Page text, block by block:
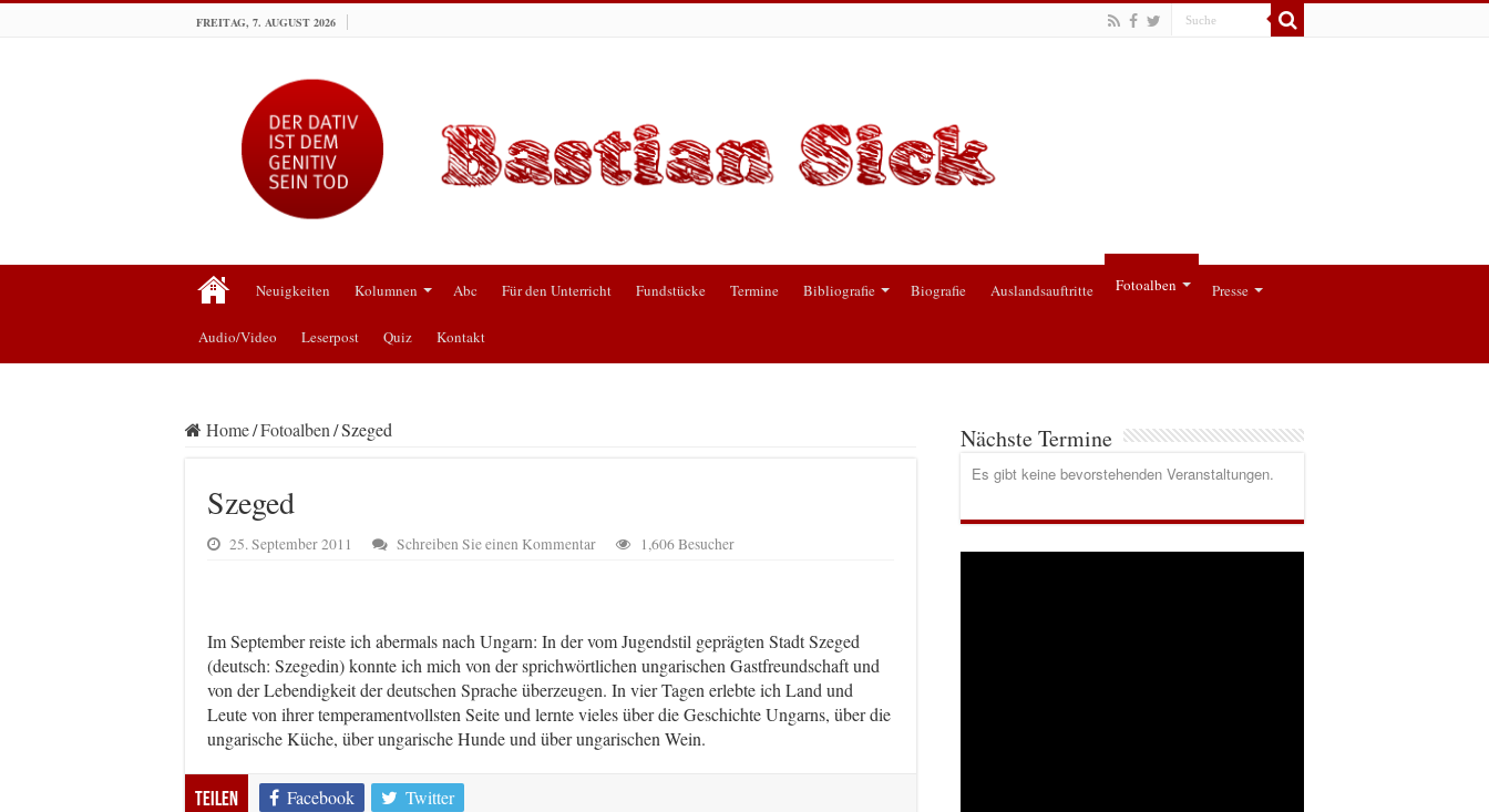
FREITAG, 7. AUGUST 2026
Neuigkeiten Kolumnen Abc Für den Unterricht Fundstücke Termine Bibliografie Biografie Auslandsauftritte Fotoalben Presse
Audio/Video Leserpost Quiz Kontakt
Home/Fotoalben/Szeged
Szeged
25. September 2011 Schreiben Sie einen Kommentar 1,606 Besucher
Im September reiste ich abermals nach Ungarn: In der vom Jugendstil geprägten Stadt Szeged
(deutsch: Szegedin) konnte ich mich von der sprichwörtlichen ungarischen Gastfreundschaft und
von der Lebendigkeit der deutschen Sprache überzeugen. In vier Tagen erlebte ich Land und
Leute von ihrer temperamentvollsten Seite und lernte vieles über die Geschichte Ungarns, über die
ungarische Küche, über ungarische Hunde und über ungarischen Wein.
Teilen Facebook Twitter
Nächste Termine
Es gibt keine bevorstehenden Veranstaltungen.